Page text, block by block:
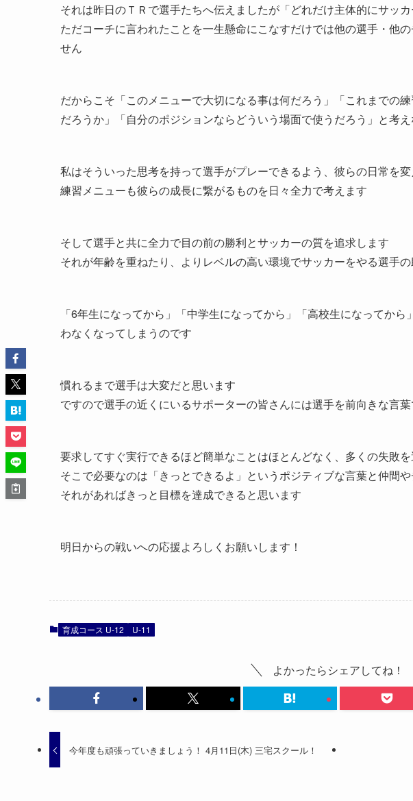
それは昨日のＴＲで選手たちへ伝えましたが「どれだけ主体的にサッ
ただコーチに言われたことを一生懸命にこなすだけでは他の選手・他
せん
だからこそ「このメニューで大切になる事は何だろう」「これまでの
だろうか」「自分のポジションならどういう場面で使うだろう」と考
私はそういった思考を持って選手がプレーできるよう、彼らの日常を
練習メニューも彼らの成長に繋がるものを日々全力で考えます
そして選手と共に全力で目の前の勝利とサッカーの質を追求します
それが年齢を重ねたり、よりレベルの高い環境でサッカーをやる選手
「6年生になってから」「中学生になってから」「高校生になってか
わなくなってしまうのです
慣れるまで選手は大変だと思います
ですので選手の近くにいるサポーターの皆さんには選手を前向きな言
要求してすぐ実行できるほど簡単なことはほとんどなく、多くの失敗
そこで必要なのは「きっとできるよ」というポジティブな言葉と仲間
それがあればきっと目標を達成できると思います
明日からの戦いへの応援よろしくお願いします！
育成コース U-12 U-11
よかったらシェアしてね！
今年度も頑張っていきましょう！ 4月11日(木) 三宅スクール！